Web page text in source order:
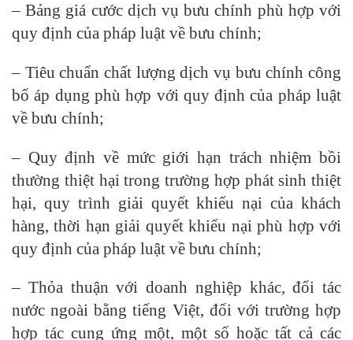
– Bảng giá cước dịch vụ bưu chính phù hợp với
quy định của pháp luật về bưu chính;
– Tiêu chuẩn chất lượng dịch vụ bưu chính công
bố áp dụng phù hợp với quy định của pháp luật
về bưu chính;
– Quy định về mức giới hạn trách nhiệm bồi
thường thiệt hại trong trường hợp phát sinh thiệt
hại, quy trình giải quyết khiếu nại của khách
hàng, thời hạn giải quyết khiếu nại phù hợp với
quy định của pháp luật về bưu chính;
– Thỏa thuận với doanh nghiệp khác, đối tác
nước ngoài bằng tiếng Việt, đối với trường hợp
hợp tác cung ứng một, một số hoặc tất cả các